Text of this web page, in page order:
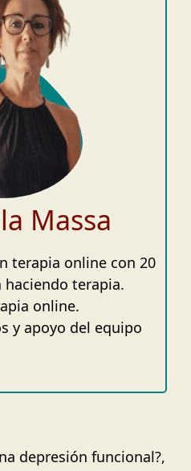
Massa
terapia online con 20
haciendo terapia.
online.
y apoyo del equipo